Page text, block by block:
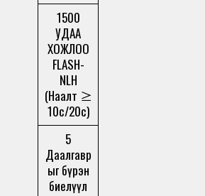
1500
УДАА
ХОЖЛОО
FLASH-
NLH
(Наалт ≥
10c/20c)
5
Даалгавр
ыг бүрэн
биелүүл